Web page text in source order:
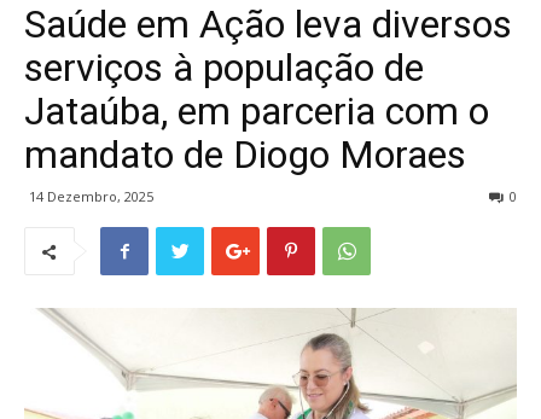
Saúde em Ação leva diversos
serviços à população de
Jataúba, em parceria com o
mandato de Diogo Moraes
14 Dezembro, 2025 0